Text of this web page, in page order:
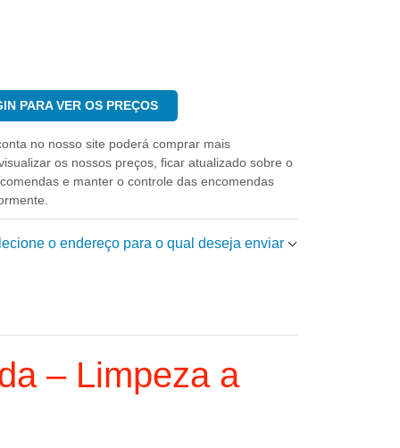
PARA VER OS PREÇOS
no nosso site poderá comprar mais
os nossos preços, ficar atualizado sobre o
e manter o controle das encomendas
o endereço para o qual deseja enviar
– Limpeza a